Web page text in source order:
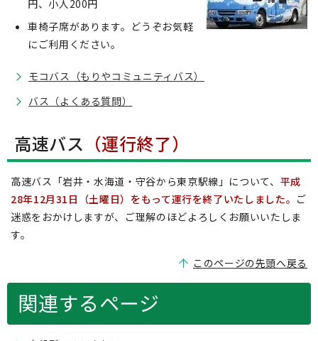
円、小人200円
車椅子席があります。どうぞお気軽
にご利用ください。
モコバス（もりやコミュニティバス）
バス（よくある質問）
高速バス （運行終了）
高速バス「岩井・水海道・守谷から東京駅線」について、 平成
28年12月31日（土曜日）をもって運行を終了いたしました。 ご
迷惑をおかけしますが、ご理解のほどよろしくお願いいたしま
す。
このページの先頭へ戻る
関連するページ